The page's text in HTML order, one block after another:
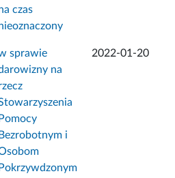
czas
sprawie
na
Pomocy
Bezrobotnym i
Pokrzywdzonym
2022-01-20